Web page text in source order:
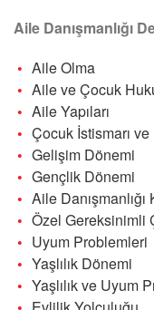
Aile Danışmanlığı
Aile Olma
Aile ve Çocuk
Aile Yapıları
Çocuk İstismarı
Gelişim Dönemi
Gençlik Dönemi
Aile Danışmanlığı
Özel Gereksinimli
Uyum Problemleri
Yaşlılık Dönemi
Yaşlılık ve Uyum